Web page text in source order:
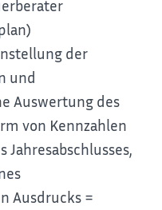
der
und
Auswertung des
von Kennzahlen
Ausdrucks =